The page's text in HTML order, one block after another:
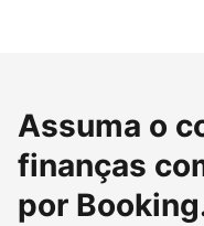
Assuma o
finanças
por